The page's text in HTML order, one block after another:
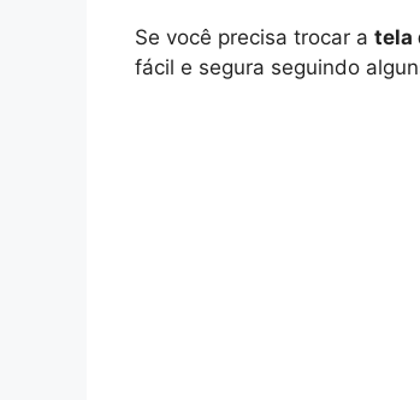
Se você precisa trocar a tela
fácil e segura seguindo